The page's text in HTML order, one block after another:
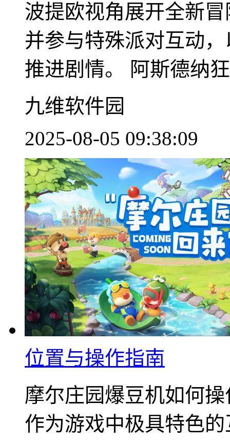
波提欧视角展开全新
并参与特殊派对互动
推进剧情。 阿斯德纳
九维软件园
2025-08-05 09:38:09
位置与操作指南
摩尔庄园爆豆机如何
作为游戏中极具特色